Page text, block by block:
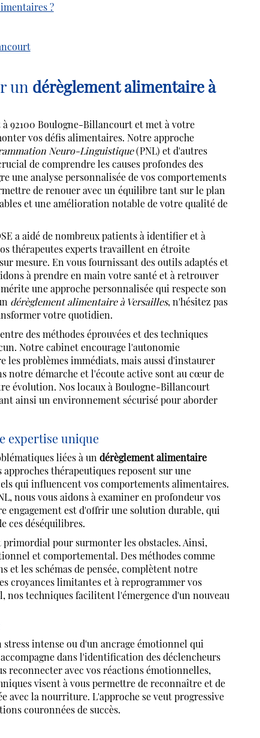
?
un dérèglement alimentaire à
à 92100 Boulogne-Billancourt et met à votre
vos défis alimentaires. Notre approche
Neuro-Linguistique(PNL) et d'autres
de comprendre les causes profondes des
une analyse personnalisée de vos comportements
de renouer avec un équilibre tant sur le plan
et une amélioration notable de votre qualité de
a aidé de nombreux patients à identifier et à
thérapeutes experts travaillent en étroite
mesure. En vous fournissant des outils adaptés et
à prendre en main votre santé et à retrouver
une approche personnalisée qui respecte son
dérèglement alimentaire à Versailles, n'hésitez pas
votre quotidien.
des méthodes éprouvées et des techniques
Notre cabinet encourage l'autonomie
les problèmes immédiats, mais aussi d'instaurer
notre démarche et l'écoute active sont au cœur de
évolution. Nos locaux à Boulogne-Billancourt
ainsi un environnement sécurisé pour aborder
expertise unique
liées à un dérèglement alimentaire
thérapeutiques reposent sur une
qui influencent vos comportements alimentaires.
nous vous aidons à examiner en profondeur vos
engagement est d'offrir une solution durable, qui
ces déséquilibres.
pour surmonter les obstacles. Ainsi,
et comportemental. Des méthodes comme
et les schémas de pensée, complètent notre
croyances limitantes et à reprogrammer vos
techniques facilitent l'émergence d'un nouveau
intense ou d'un ancrage émotionnel qui
dans l'identification des déclencheurs
reconnecter avec vos réactions émotionnelles,
visent à vous permettre de reconnaître et de
la nourriture. L'approche se veut progressive
couronnées de succès.